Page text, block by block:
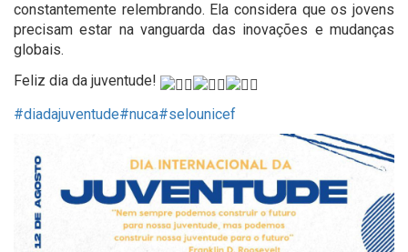
constantemente relembrando. Ela considera que os jovens
precisam estar na vanguarda das inovações e mudanças
globais.
Feliz dia da juventude!
#diadajuventude#nuca#selounicef